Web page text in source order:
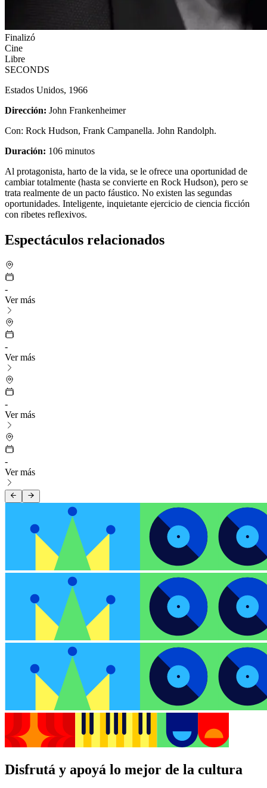
Finalizó
Cine
Libre
SECONDS
Estados Unidos, 1966
Dirección: John Frankenheimer
Con: Rock Hudson, Frank Campanella. John Randolph.
Duración: 106 minutos
Al protagonista, harto de la vida, se le ofrece una oportunidad de
cambiar totalmente (hasta se convierte en Rock Hudson), pero se
trata realmente de un pacto fáustico. No existen las segundas
oportunidades. Inteligente, inquietante ejercicio de ciencia ficción
con ribetes reflexivos.
Espectáculos relacionados
-
Ver más
-
Ver más
-
Ver más
-
Ver más
Disfrutá y apoyá lo mejor de la cultura